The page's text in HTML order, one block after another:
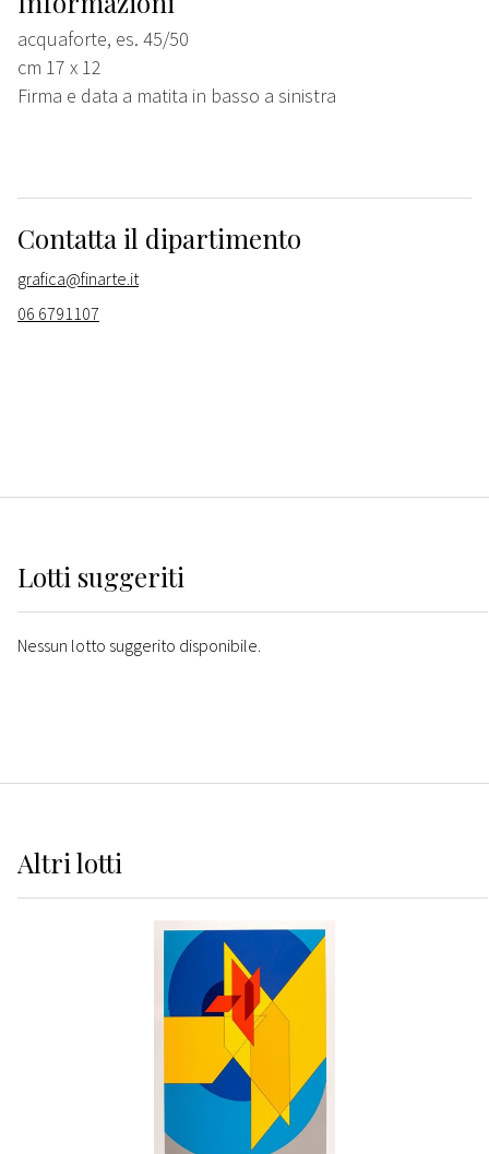
acquaforte, es. 45/50
cm 17 x 12
Firma e data a matita in basso a sinistra
Contatta il dipartimento
grafica@finarte.it
06 6791107
Lotti suggeriti
Nessun lotto suggerito disponibile.
Altrilotti